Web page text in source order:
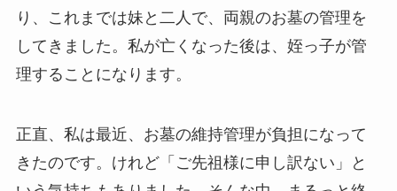
り、これまでは妹と二人で、両親のお墓の管理を
してきました。私が亡くなった後は、姪っ子が管
理することになります。
正直、私は最近、お墓の維持管理が負担になって
きたのです。けれど「ご先祖様に申し訳ない」と